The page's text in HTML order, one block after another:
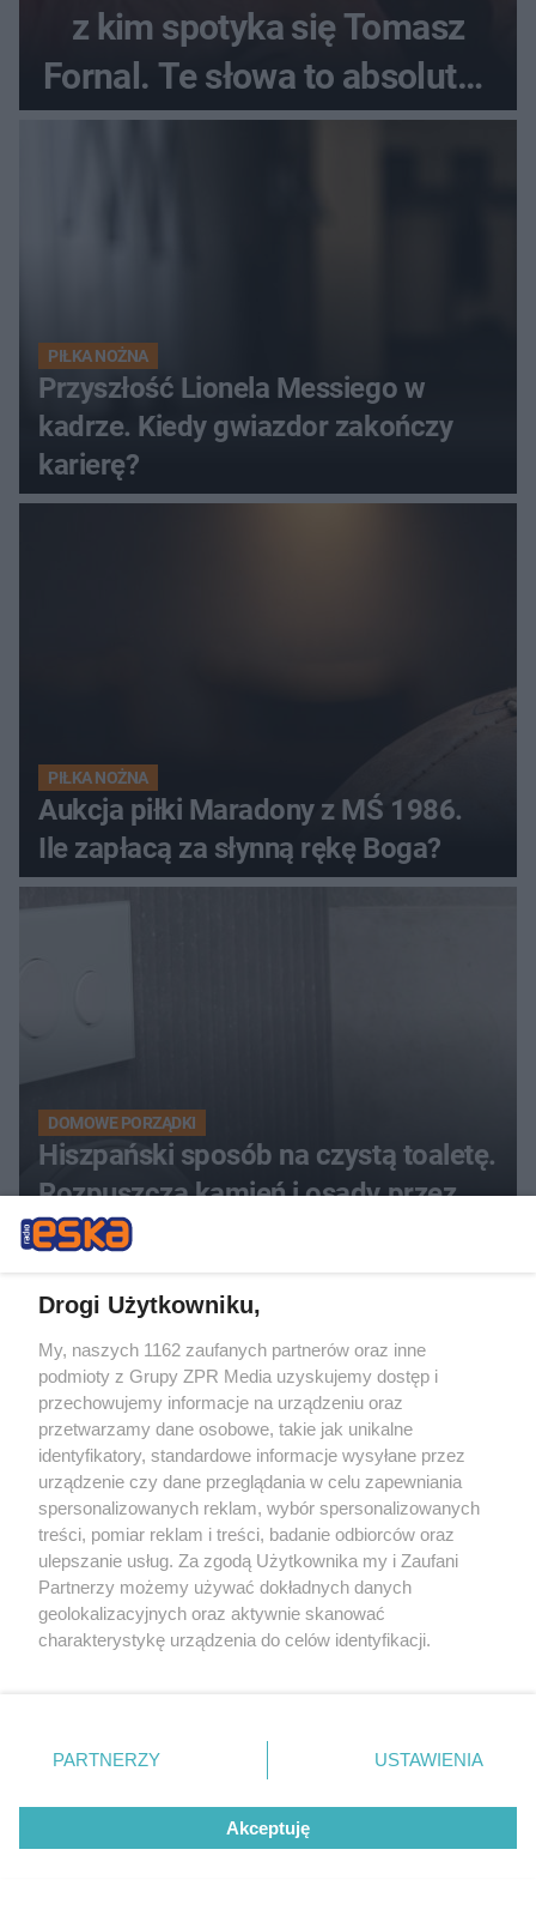
z kim spotyka się Tomasz
Fornal. Te słowa to absolutny
hit
PIŁKA NOŻNA
Przyszłość Lionela Messiego w
kadrze. Kiedy gwiazdor zakończy
karierę?
PIŁKA NOŻNA
Aukcja piłki Maradony z MŚ 1986.
Ile zapłacą za słynną rękę Boga?
DOMOWE PORZĄDKI
Hiszpański sposób na czystą toaletę.
Rozpuszcza kamień i osady przez
noc
ZOBACZ WIĘCEJ
Drogi Użytkowniku,
My, naszych 1162 zaufanych partnerów oraz inne
podmioty z Grupy ZPR Media uzyskujemy dostęp i
przechowujemy informacje na urządzeniu oraz
przetwarzamy dane osobowe, takie jak unikalne
identyfikatory, standardowe informacje wysyłane przez
urządzenie czy dane przeglądania w celu zapewniania
spersonalizowanych reklam, wybór spersonalizowanych
treści, pomiar reklam i treści, badanie odbiorców oraz
ulepszanie usług. Za zgodą Użytkownika my i Zaufani
Partnerzy możemy używać dokładnych danych
geolokalizacyjnych oraz aktywnie skanować
charakterystykę urządzenia do celów identyfikacji.
zmienić/wycofać klikając przycisk ustawień prywatności
znajdujący się w lewym dolnym rogu strony
rodzaje przetwarzania danych nie wymagają zgody
użytkownika, ale masz prawo sprzeciwić się takiemu
przetwarzaniu. Preferencje będą miały zastosowanie tylko
PARTNERZY USTAWIENIA
Akceptuję